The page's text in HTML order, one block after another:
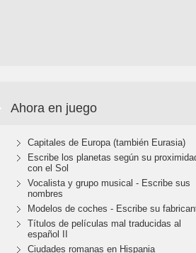
Ahora en juego
Capitales de Europa (también Eurasia)
Escribe los planetas según su
con el Sol
Vocalista y grupo musical - Escribe sus
nombres
Modelos de coches - Escribe su
Títulos de películas mal traducidas al
español II
Ciudades romanas en Hispania